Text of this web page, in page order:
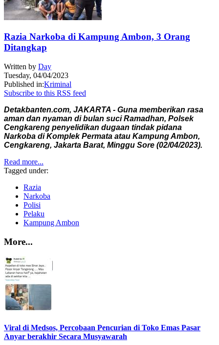
Razia Narkoba di Kampung Ambon, 3 Orang
Ditangkap
Written by Day
Tuesday, 04/04/2023
Published in:Kriminal
Subscribe to this RSS feed
Detakbanten.com, JAKARTA - Guna memberikan rasa
aman dan nyaman di bulan suci Ramadhan, Polsek
Cengkareng penyelidikan dugaan tindak pidana
Narkoba di Komplek Permata atau Kampung Ambon,
Cengkareng, Jakarta Barat, Minggu Sore (02/04/2023).
Read more...
Tagged under:
Razia
Narkoba
Polisi
Pelaku
Kampung Ambon
More...
Viral di Medsos, Percobaan Pencurian di Toko Emas Pasar
Anyar berakhir Secara Musyawarah